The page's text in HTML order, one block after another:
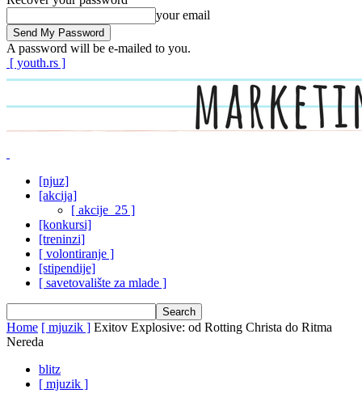
your email
A password will be e-mailed to you.
[ youth.rs ]
[njuz]
[akcija]
[ akcije_25 ]
[konkursi]
[treninzi]
[ volontiranje ]
[stipendije]
[ savetovalište za mlade ]
Home [ mjuzik ] Exitov Explosive: od Rotting Christa do Ritma
Nereda
blitz
[ mjuzik ]